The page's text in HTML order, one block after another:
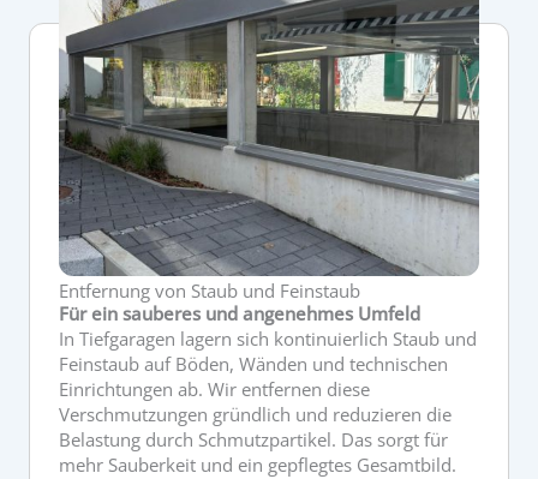
Entfernung von Staub und Feinstaub
Für ein sauberes und angenehmes Umfeld
In Tiefgaragen lagern sich kontinuierlich Staub und
Feinstaub auf Böden, Wänden und technischen
Einrichtungen ab. Wir entfernen diese
Verschmutzungen gründlich und reduzieren die
Belastung durch Schmutzpartikel. Das sorgt für
mehr Sauberkeit und ein gepflegtes Gesamtbild.